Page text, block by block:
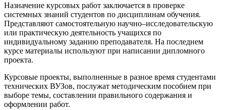
Назначение курсовых работ заключается в проверке
системных знаний студентов по дисциплинам обучения.
Представляют самостоятельную научно–исследовательскую
или практическую деятельность учащихся по
индивидуальному заданию преподавателя. На последнем
курсе материалы используют при написании дипломного
проекта.
Курсовые проекты, выполненные в разное время студентами
технических ВУЗов, послужат методическим пособием при
выборе темы, составлении правильного содержания и
оформлении работ.